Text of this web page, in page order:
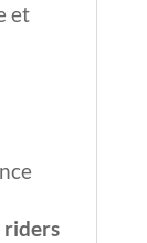
et
riders